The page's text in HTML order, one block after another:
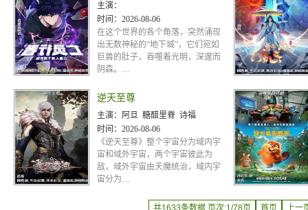
主演：
时间： 2026-08-06
在这个世界的各个角落，突然涌现
出无数神秘的“地下城”，它们宛如
巨兽的肚子，吞噬着光明，深邃而
阴森。....
逆天至尊
主演：
阿旦 糖醋里脊 诗福
时间： 2026-08-06
《逆天至尊》整个宇宙分为域内宇
宙和域外宇宙，两个宇宙彼此为
敌，域外宇宙由天魔统治，域内宇
宙分为....
共1633条数据 页次:1/78页 首页 上一